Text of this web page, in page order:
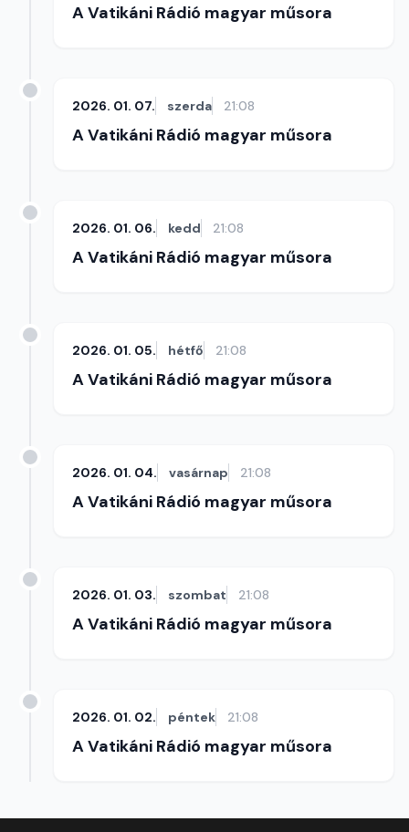
A Vatikáni Rádió magyar műsora
2026. 01. 07. szerda 21:08
A Vatikáni Rádió magyar műsora
2026. 01. 06. kedd 21:08
A Vatikáni Rádió magyar műsora
2026. 01. 05. hétfő 21:08
A Vatikáni Rádió magyar műsora
2026. 01. 04. vasárnap 21:08
A Vatikáni Rádió magyar műsora
2026. 01. 03. szombat 21:08
A Vatikáni Rádió magyar műsora
2026. 01. 02. péntek 21:08
A Vatikáni Rádió magyar műsora